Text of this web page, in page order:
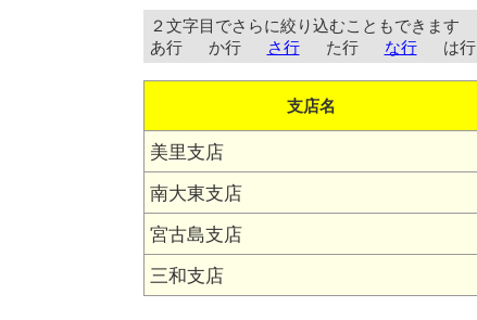
２文字目でさらに絞り込むこともできます
あ行 か行 さ行 た行 な行 は行
支店名
美里支店
南大東支店
宮古島支店
三和支店